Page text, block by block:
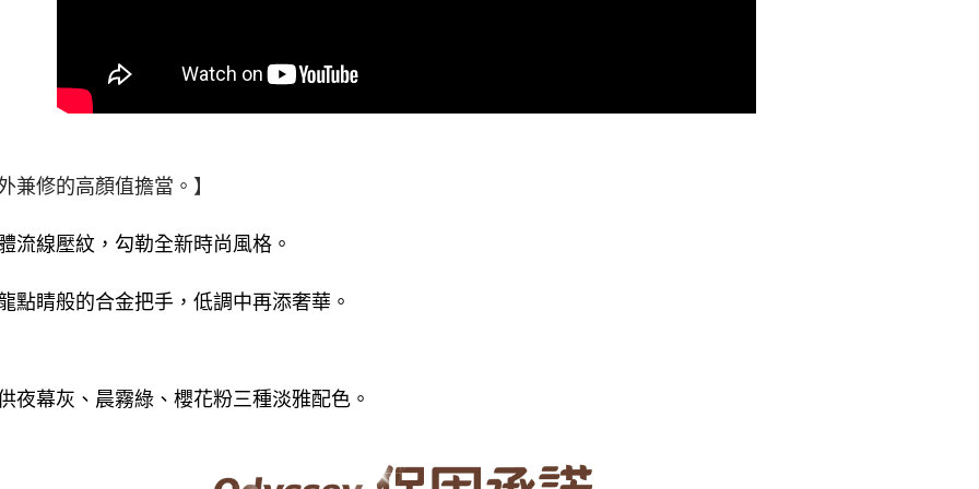
兼修的高顏值擔當。 】
流線壓紋，勾勒全新時尚風格。
點睛般的合金把手，低調中再添奢華。
夜幕灰、晨霧綠、櫻花粉三種淡雅配色。